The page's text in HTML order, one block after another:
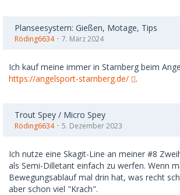
Planseesystem: Gießen, Motage, Tips
Röding6634 7. März 2024
Ich kauf meine immer in Starnberg beim
https://angelsport-starnberg.de/
.
Trout Spey / Micro Spey
Röding6634 5. Dezember 2023
Ich nutze eine Skagit-Line an meiner #8
als Semi-Dilletant einfach zu werfen. Wenn
Bewegungsablauf mal drin hat, was recht
aber schon viel "Krach".